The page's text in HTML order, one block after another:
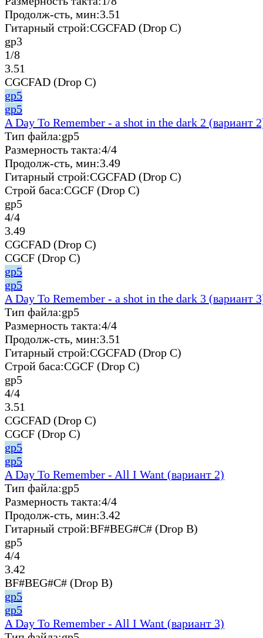
Продолж-сть, мин:3.51
Гитарный строй:CGCFAD (Drop C)
gp3
1/8
3.51
CGCFAD (Drop C)
gp5
gp5
A Day To Remember - a shot in the dark 2 (вариант
Тип файла:gp5
Размерность такта:4/4
Продолж-сть, мин:3.49
Гитарный строй:CGCFAD (Drop C)
Строй баса:CGCF (Drop C)
gp5
4/4
3.49
CGCFAD (Drop C)
CGCF (Drop C)
gp5
gp5
A Day To Remember - a shot in the dark 3 (вариант
Тип файла:gp5
Размерность такта:4/4
Продолж-сть, мин:3.51
Гитарный строй:CGCFAD (Drop C)
Строй баса:CGCF (Drop C)
gp5
4/4
3.51
CGCFAD (Drop C)
CGCF (Drop C)
gp5
gp5
A Day To Remember - All I Want (вариант 2)
Тип файла:gp5
Размерность такта:4/4
Продолж-сть, мин:3.42
Гитарный строй:BF#BEG#C# (Drop B)
gp5
4/4
3.42
BF#BEG#C# (Drop B)
gp5
gp5
A Day To Remember - All I Want (вариант 3)